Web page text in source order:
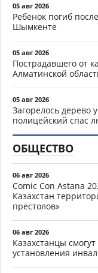
05 авг 2026
Ребёнок погиб
Шымкенте
05 авг 2026
Пострадавшего от
Алматинской
05 авг 2026
Загорелось дерево
полицейский спас
ОБЩЕСТВО
06 авг 2026
Comic Con Astana
Казахстан
престолов»
06 авг 2026
Казахстанцы
установления